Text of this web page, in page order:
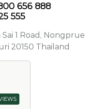
656 888
555
1 Road, Nongprue
20150 Thailand